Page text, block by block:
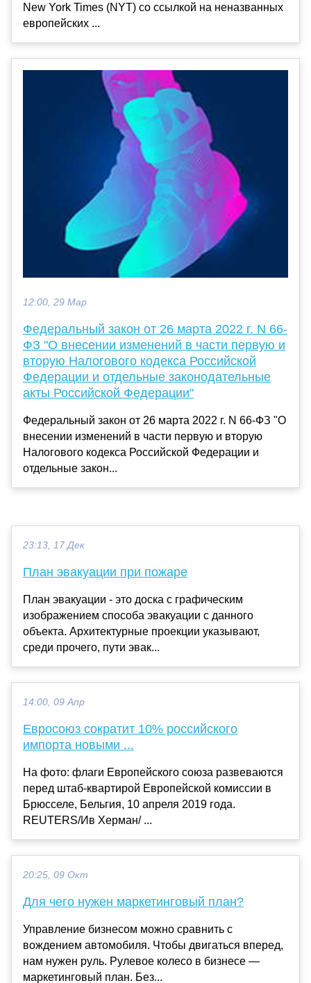
New York Times (NYT) со ссылкой на неназванных
европейских ...
12:00, 29 Мар
Федеральный закон от 26 марта 2022 г. N 66-
ФЗ "О внесении изменений в части первую и
вторую Налогового кодекса Российской
Федерации и отдельные законодательные
акты Российской Федерации"
Федеральный закон от 26 марта 2022 г. N 66-ФЗ "О
внесении изменений в части первую и вторую
Налогового кодекса Российской Федерации и
отдельные закон...
23:13, 17 Дек
План эвакуации при пожаре
План эвакуации - это доска с графическим
изображением способа эвакуации с данного
объекта. Архитектурные проекции указывают,
среди прочего, пути эвак...
14:00, 09 Апр
Евросоюз сократит 10% российского
импорта новыми ...
На фото: флаги Европейского союза развеваются
перед штаб-квартирой Европейской комиссии в
Брюсселе, Бельгия, 10 апреля 2019 года.
REUTERS/Ив Херман/ ...
20:25, 09 Окт
Для чего нужен маркетинговый план?
Управление бизнесом можно сравнить с
вождением автомобиля. Чтобы двигаться вперед,
нам нужен руль. Рулевое колесо в бизнесе —
маркетинговый план. Без...